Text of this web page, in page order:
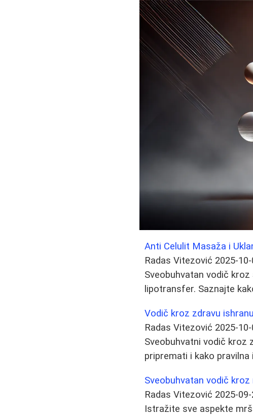
Anti Celulit Masaža i
Radas Vitezović 2025-
Sveobuhvatan vodič
lipotransfer. Saznajte
Vodič kroz zdravu
Radas Vitezović 2025-10-
Sveobuhvatni vodič kroz
pripremati i kako
Sveobuhvatan vodič
Radas Vitezović 2025-
Istražite sve aspekte